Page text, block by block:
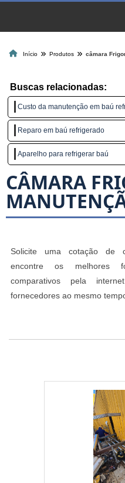
Início Produtos
Buscas relacionadas:
Custo da manutenção em baú
Reparo em baú refrigerado
Aparelho para refrigerar baú
CÂMARA
Solicite uma cotação de
encontre os melhores
comparativos pela
fornecedores ao mesmo